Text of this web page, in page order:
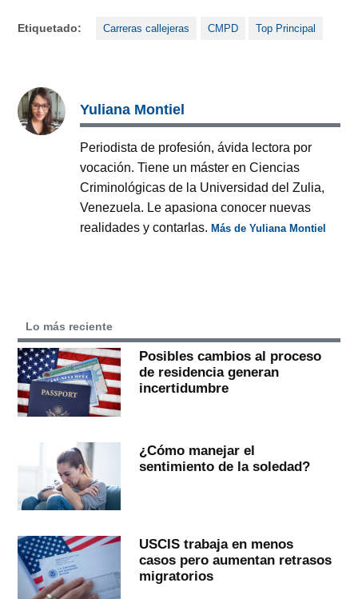
Etiquetado: Carreras callejeras CMPD Top Principal
Yuliana Montiel
Periodista de profesión, ávida lectora por
vocación. Tiene un máster en Ciencias
Criminológicas de la Universidad del Zulia,
Venezuela. Le apasiona conocer nuevas
realidades y contarlas.Más de Yuliana Montiel
Lo más reciente
Posibles cambios al proceso
de residencia generan
incertidumbre
¿Cómo manejar el
sentimiento de la soledad?
USCIS trabaja en menos
casos pero aumentan retrasos
migratorios